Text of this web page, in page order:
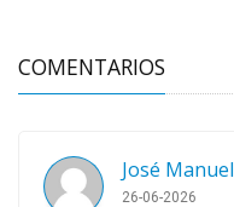
COMENTARIOS
José Manuel
26-06-2026